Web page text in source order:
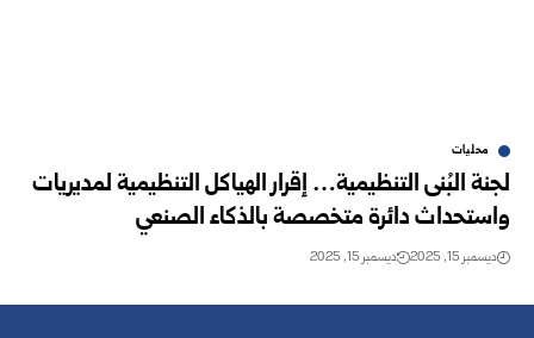
محليات
لجنة البُنى التنظيمية… إقرار الهياكل التنظيمية لمديريات
واستحداث دائرة متخصصة بالذكاء الصنعي
ديسمبر 15, 2025 ديسمبر 15, 2025